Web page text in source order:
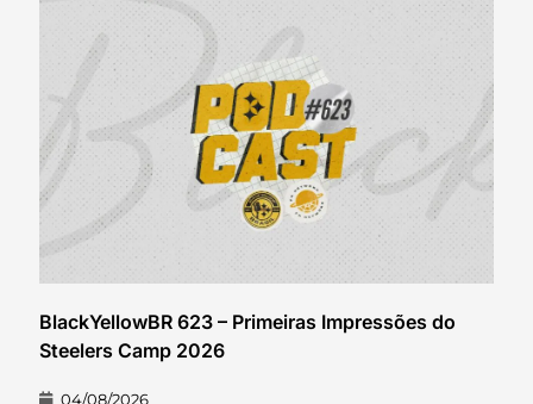
BlackYellowBR 623 – Primeiras Impressões do
Steelers Camp 2026
04/08/2026